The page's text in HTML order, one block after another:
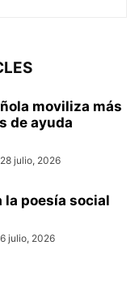
moviliza más
de ayuda
28 julio, 2026
la poesía social
6 julio, 2026